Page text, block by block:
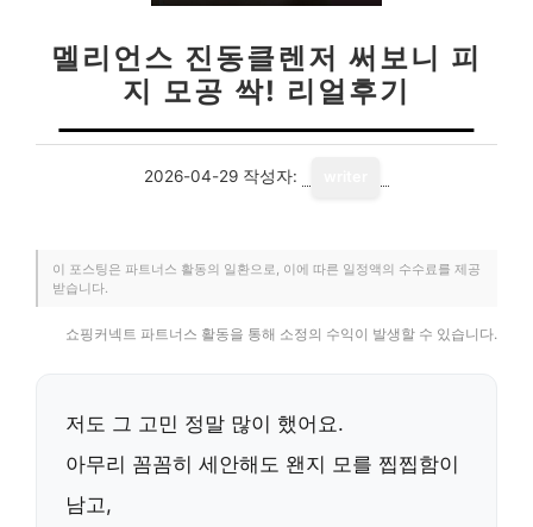
멜리언스 진동클렌저 써보니 피
지 모공 싹! 리얼후기
2026-04-29 작성자:
이 포스팅은 파트너스 활동의 일환으로, 이에 따른 일정액의 수수료를 제공
받습니다.
쇼핑커넥트 파트너스 활동을 통해 소정의 수익이 발생할 수 있습니다.
저도 그 고민 정말 많이 했어요.
아무리 꼼꼼히 세안해도 왠지 모를 찝찝함이
남고,